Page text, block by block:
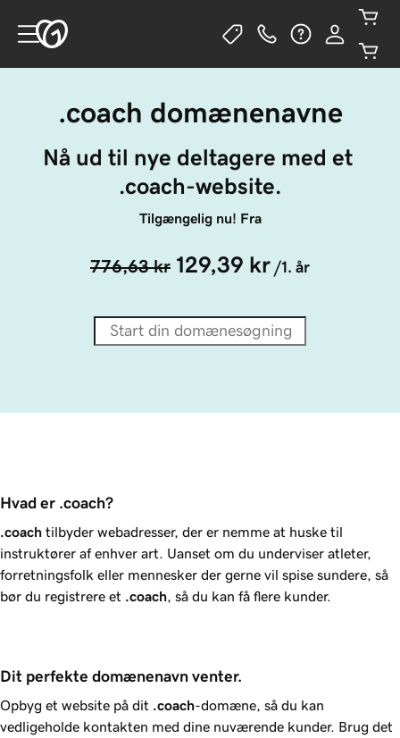
.coach domænenavne
Nå ud til nye deltagere med et
.coach-website.
Tilgængelig nu! Fra
776,63 kr 129,39 kr /1. år
Hvad er .coach?
.coach tilbyder webadresser, der er nemme at huske til
instruktører af enhver art. Uanset om du underviser atleter,
forretningsfolk eller mennesker der gerne vil spise sundere, så
bør du registrere et .coach , så du kan få flere kunder.
Dit perfekte domænenavn venter.
Opbyg et website på dit .coach-domæne, så du kan
vedligeholde kontakten med dine nuværende kunder. Brug det